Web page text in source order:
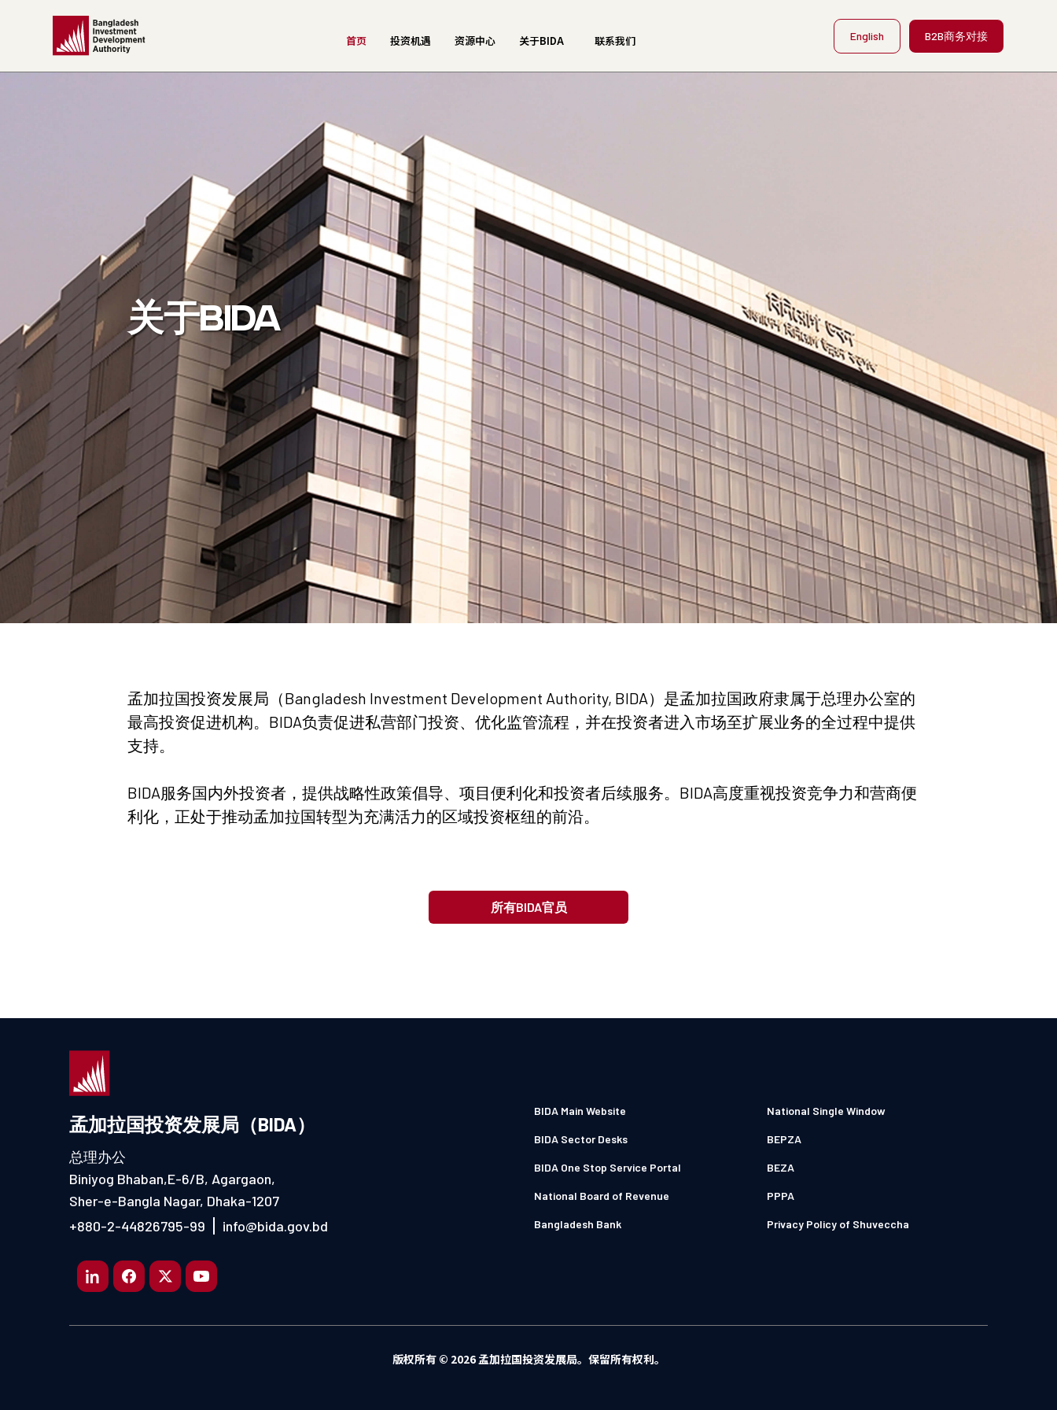
首页 投资机遇 资源中心 关于BIDA 联系我们 English B2B商务对接
关于BIDA
孟加拉国投资发展局（Bangladesh Investment Development Authority, BIDA）是孟加拉国政府隶属于总理办公室的
最高投资促进机构。BIDA负责促进私营部门投资、优化监管流程，并在投资者进入市场至扩展业务的全过程中提供
支持。
BIDA服务国内外投资者，提供战略性政策倡导、项目便利化和投资者后续服务。BIDA高度重视投资竞争力和营商便
利化，正处于推动孟加拉国转型为充满活力的区域投资枢纽的前沿。
所有BIDA官员
孟加拉国投资发展局（BIDA）
总理办公
Biniyog Bhaban,E-6/B, Agargaon,
Sher-e-Bangla Nagar, Dhaka-1207
+880-2-44826795-99
info@bida.gov.bd
BIDA Main Website
BIDA Sector Desks
BIDA One Stop Service Portal
National Board of Revenue
Bangladesh Bank
National Single Window
BEPZA
BEZA
PPPA
Privacy Policy of Shuveccha
版权所有 © 2026 孟加拉国投资发展局。保留所有权利。